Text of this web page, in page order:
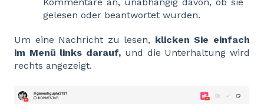
gelesen oder beantwortet wurden.
Um eine Nachricht zu lesen, klicken Sie einfach
im Menü links darauf, und die Unterhaltung wird
rechts angezeigt.